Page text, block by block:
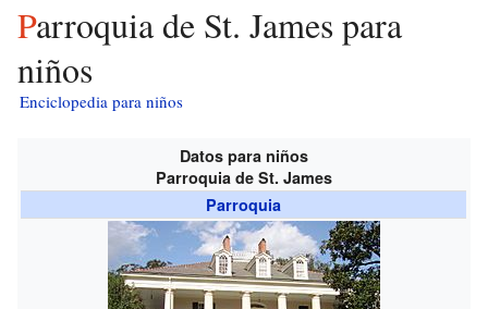
Parroquia de St. James para
niños
Enciclopedia para niños
Datos para niños
Parroquia de St. James
Parroquia